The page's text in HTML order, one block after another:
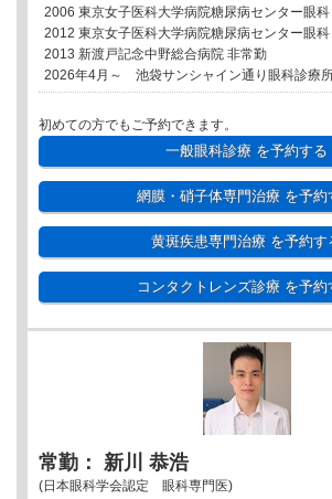
2006 東京女子医科大学病院糖尿病センター眼科
2012 東京女子医科大学病院糖尿病センター眼
2013 新渡戸記念中野総合病院 非常勤
2026年4月～ 池袋サンシャイン通り眼科診療
初めての方でもご予約できます。
一般眼科診療を予約する
網膜・硝子体専門治療を予約
黄斑疾患専門治療を予約す
コンタクトレンズ診療を予約
常勤： 新川 恭浩
(日本眼科学会認定 眼科専門医)